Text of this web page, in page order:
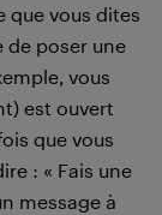
que vous dites
de poser une
vous
est ouvert
que vous
: « Fais une
message à